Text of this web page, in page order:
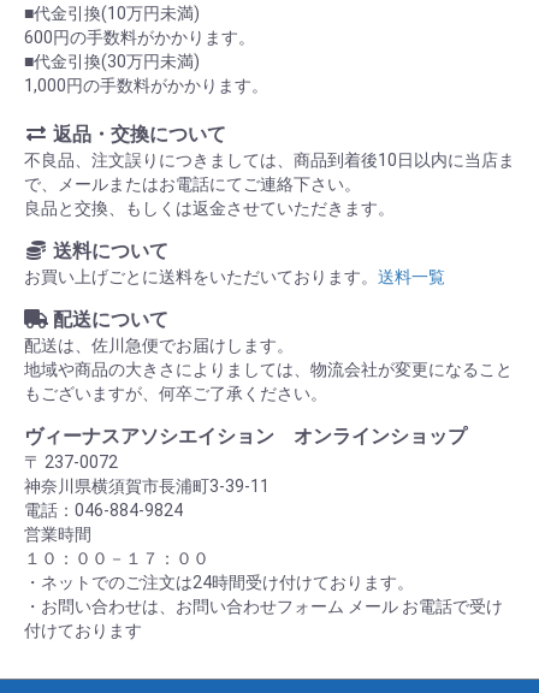
■代金引換(10万円未満)
600円の手数料がかかります。
■代金引換(30万円未満)
1,000円の手数料がかかります。
返品・交換について
不良品、注文誤りにつきましては、商品到着後10日以内に当店ま
で、メールまたはお電話にてご連絡下さい。
良品と交換、もしくは返金させていただきます。
送料について
お買い上げごとに送料をいただいております。 送料一覧
配送について
配送は、佐川急便でお届けします。
地域や商品の大きさによりましては、物流会社が変更になること
もございますが、何卒ご了承ください。
ヴィーナスアソシエイション オンラインショップ
〒 237-0072
神奈川県横須賀市長浦町3-39-11
電話：046-884-9824
営業時間
１０：００－１７：００
・ネットでのご注文は24時間受け付けております。
・お問い合わせは、お問い合わせフォーム メール お電話で受け
付けております